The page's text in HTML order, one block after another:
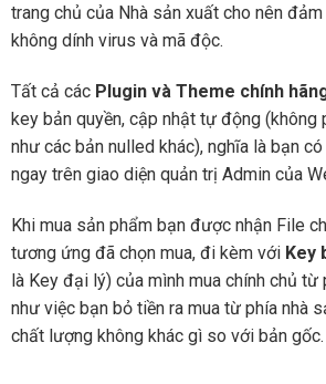
trang chủ của Nhà sản xuất cho nên
không dính virus và mã độc.
Tất cả các Plugin và Theme chính
key bản quyền, cập nhật tự động (không
như các bản nulled khác), nghĩa là bạn
ngay trên giao diện quản trị Admin của
Khi mua sản phẩm bạn được nhận File
tương ứng đã chọn mua, đi kèm với Key
là Key đại lý) của mình mua chính chủ từ
như việc bạn bỏ tiền ra mua từ phía nhà
chất lượng không khác gì so với bản gốc.